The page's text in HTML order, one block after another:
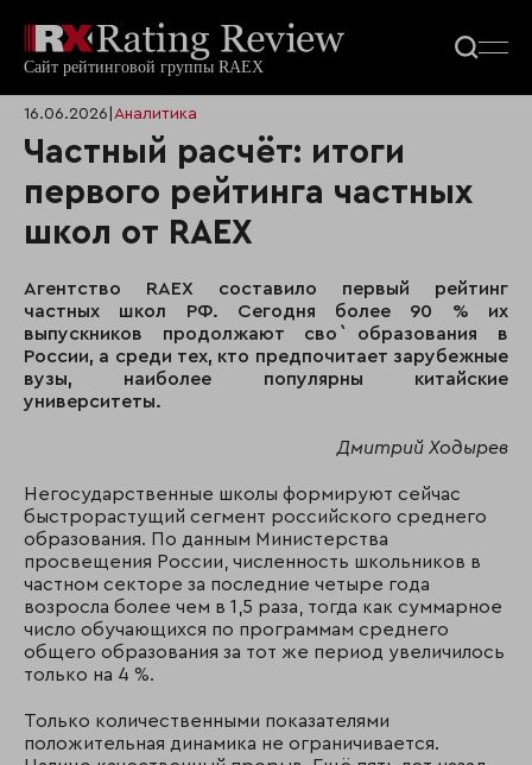
16.06.2026 Аналитика
Частный расчёт: итоги
первого рейтинга частных
школ от RAEX
Агентство RAEX составило первый рейтинг
частных школ РФ. Сегодня более 90 % их
выпускников продолжают сво` образования в
России, а среди тех, кто предпочитает зарубежные
вузы, наиболее популярны китайские
университеты.
Дмитрий Ходырев
Негосударственные школы формируют сейчас
быстрорастущий сегмент российского среднего
образования. По данным Министерства
просвещения России, численность школьников в
частном секторе за последние четыре года
возросла более чем в 1,5 раза, тогда как суммарное
число обучающихся по программам среднего
общего образования за тот же период увеличилось
только на 4 %.
Только количественными показателями
положительная динамика не ограничивается.